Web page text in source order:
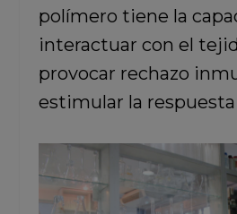
polímero tiene la
interactuar con el
provocar rechazo
estimular la